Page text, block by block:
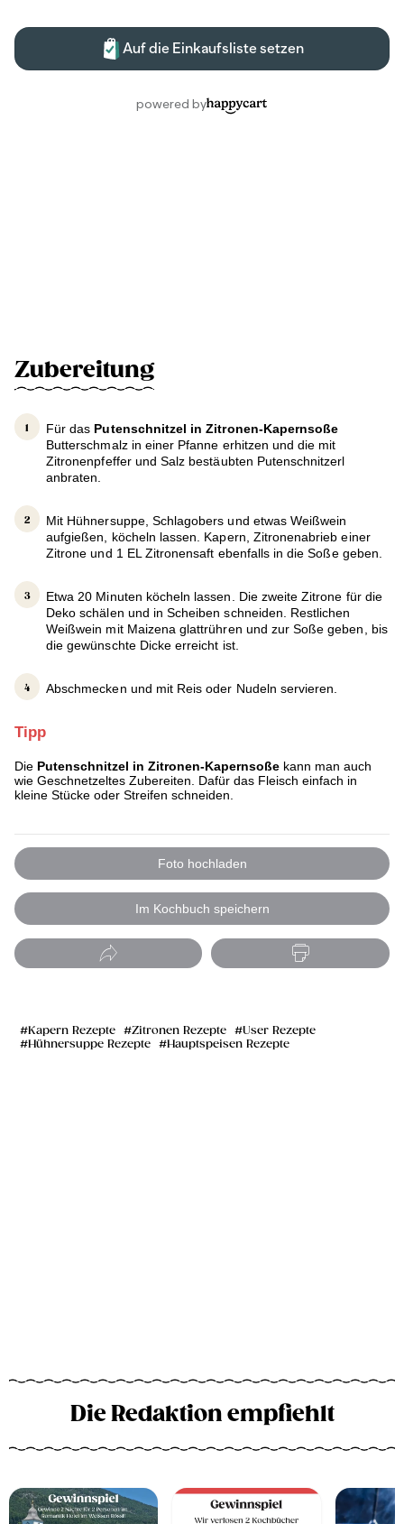
Zubereitung
Für das Putenschnitzel in Zitronen-Kapernsoße
Butterschmalz in einer Pfanne erhitzen und die mit
Zitronenpfeffer und Salz bestäubten Putenschnitzerl
anbraten.
Mit Hühnersuppe, Schlagobers und etwas Weißwein
aufgießen, köcheln lassen. Kapern, Zitronenabrieb einer
Zitrone und 1 EL Zitronensaft ebenfalls in die Soße geben.
Etwa 20 Minuten köcheln lassen. Die zweite Zitrone für die
Deko schälen und in Scheiben schneiden. Restlichen
Weißwein mit Maizena glattrühren und zur Soße geben, bis
die gewünschte Dicke erreicht ist.
Abschmecken und mit Reis oder Nudeln servieren.
Tipp
Die Putenschnitzel in Zitronen-Kapernsoße kann man auch
wie Geschnetzeltes Zubereiten. Dafür das Fleisch einfach in
kleine Stücke oder Streifen schneiden.
Foto hochladen
Im Kochbuch speichern
Kapern Rezepte Zitronen Rezepte
User Rezepte
Hühnersuppe Rezepte
Hauptspeisen Rezepte
Die Redaktion empfiehlt